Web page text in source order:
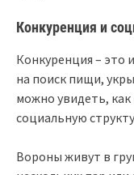
Конкуренция и
Конкуренция – это
на поиск пищи,
можно увидеть, как
социальную
Вороны живут в